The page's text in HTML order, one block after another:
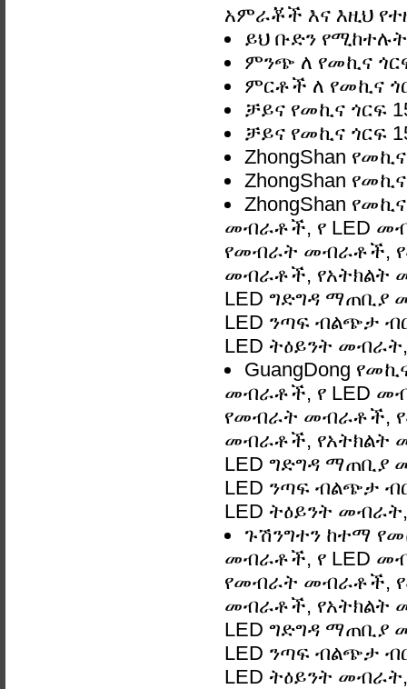
አምራቾች እና እዚህ
ይህ ቡድን
ምንጭ ለ የመኪና
ምርቶች ለ የመኪና
ቻይና የመኪና ጎርፍ
ቻይና የመኪና ጎርፍ
ZhongShan
ZhongShan
ZhongShan
መብራቶች, የ LED
የመብራት መብራቶች,
መብራቶች, የአትክልት
LED ግድግዳ ማጠቢያ
LED ንጣፍ ብልጭታ
LED ትዕይንት መብራት,
GuangDong
መብራቶች, የ LED
የመብራት መብራቶች,
መብራቶች, የአትክልት
LED ግድግዳ ማጠቢያ
LED ንጣፍ ብልጭታ
LED ትዕይንት መብራት,
ጉሽንግተን ከተማ
መብራቶች, የ LED
የመብራት መብራቶች,
መብራቶች, የአትክልት
LED ግድግዳ ማጠቢያ
LED ንጣፍ ብልጭታ
LED ትዕይንት መብራት,